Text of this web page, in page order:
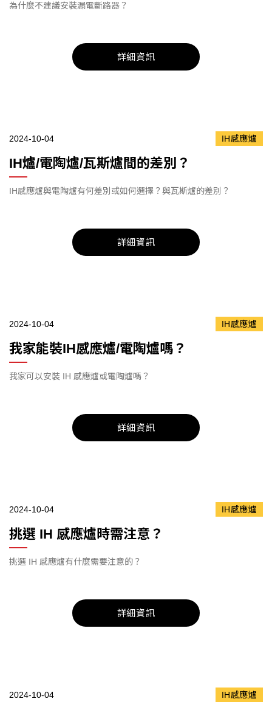
為什麼不建議安裝漏電斷路器？
詳細資訊
2024-10-04 IH感應爐
IH爐/電陶爐/瓦斯爐間的差別？
IH感應爐與電陶爐有何差別或如何選擇？與瓦斯爐的差別？
詳細資訊
2024-10-04 IH感應爐
我家能裝IH感應爐/電陶爐嗎？
我家可以安裝 IH 感應爐或電陶爐嗎？
詳細資訊
2024-10-04 IH感應爐
挑選 IH 感應爐時需注意？
挑選 IH 感應爐有什麼需要注意的？
詳細資訊
2024-10-04 IH感應爐